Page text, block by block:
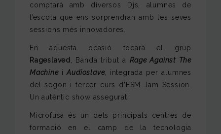
comptarà amb diversos Djs, alumnes de
l’escola que ens sorprendran amb les seves
sessions més innovadores.
En aquesta ocasió tocarà el grup
Rageslaved
, Banda tribut a Rage Against The
MachineiAudioslave, integrada per alumnes
del segon i tercer curs d’ESM Jam Session.
Un autèntic show assegurat!
Microfusa és un dels principals centres de
formació en el camp de la tecnologia